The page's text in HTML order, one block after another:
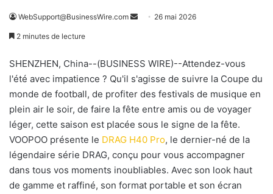
WebSupport@BusinessWire.com
o
y
o
26 mai 2026
2 minutes de lecture
SHENZHEN, China--(BUSINESS WIRE)--Attendez-vous
l'été avec impatience ? Qu'il s'agisse de suivre la Coupe du
monde de football, de profiter des festivals de musique en
plein air le soir, de faire la fête entre amis ou de voyager
léger, cette saison est placée sous le signe de la fête.
VOOPOO présente le DRAG H40 Pro, le dernier-né de la
légendaire série DRAG, conçu pour vous accompagner
dans tous vos moments inoubliables. Avec son look haut
de gamme et raffiné, son format portable et son écran